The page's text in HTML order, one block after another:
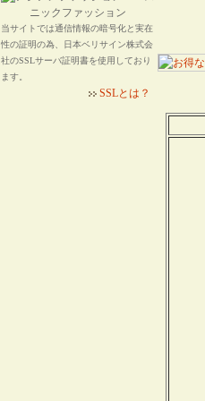
当サイトでは通信情報の暗号化と実在
性の証明の為、日本ベリサイン株式会
社のSSLサーバ証明書を使用しており
ます。
SSLとは？